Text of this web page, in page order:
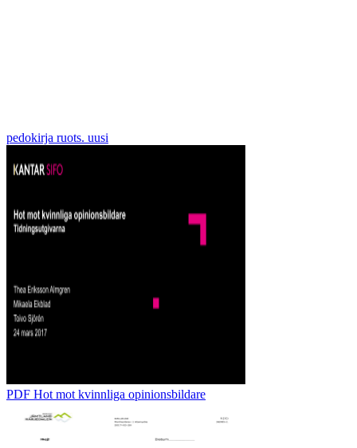
pedokirja ruots. uusi
PDF Hot mot kvinnliga opinionsbildare